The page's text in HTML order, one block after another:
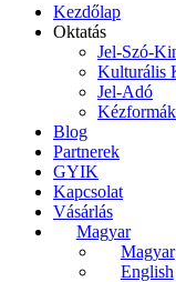
Kezdőlap
Oktatás
Jel-Szó-
Kulturális
Jel-Adó
Kézformák
Blog
Partnerek
GYIK
Kapcsolat
Vásárlás
Magyar
Magyar
English